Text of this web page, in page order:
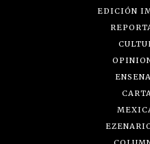
EDICIÓN